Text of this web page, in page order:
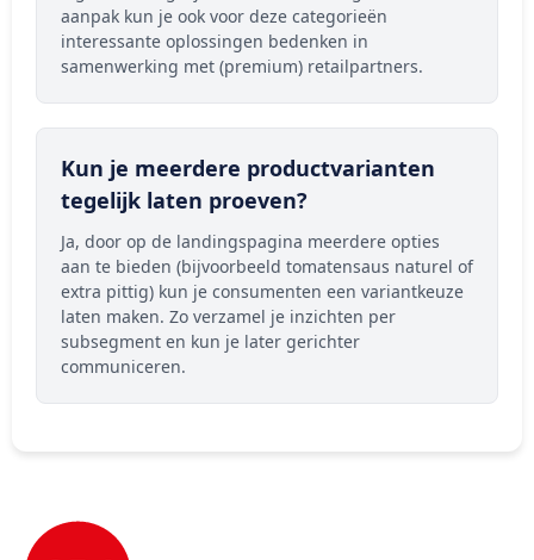
aanpak kun je ook voor deze categorieën
interessante oplossingen bedenken in
samenwerking met (premium) retailpartners.
Kun je meerdere productvarianten
tegelijk laten proeven?
Ja, door op de landingspagina meerdere opties
aan te bieden (bijvoorbeeld tomatensaus naturel of
extra pittig) kun je consumenten een variantkeuze
laten maken. Zo verzamel je inzichten per
subsegment en kun je later gerichter
communiceren.